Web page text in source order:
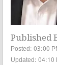
Published
Posted: 03:00
Updated: 04:10